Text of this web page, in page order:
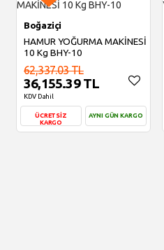
Boğaziçi
HAMUR YOĞURMA MAKİNESİ
10 Kg BHY-10
62,337.03 TL
36,155.39 TL
KDV Dahil
ÜCRETSİZ
KARGO
AYNI GÜN KARGO